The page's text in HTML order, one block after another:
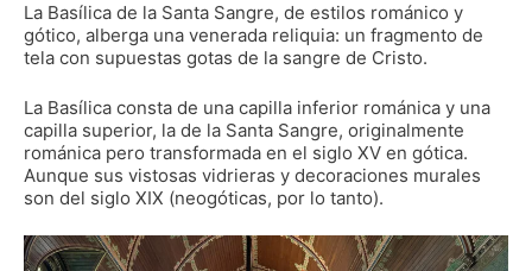
La Basílica de la Santa Sangre, de estilos románico y
gótico, alberga una venerada reliquia: un fragmento de
tela con supuestas gotas de la sangre de Cristo.
La Basílica consta de una capilla inferior románica y una
capilla superior, la de la Santa Sangre, originalmente
románica pero transformada en el siglo XV en gótica.
Aunque sus vistosas vidrieras y decoraciones murales
son del siglo XIX (neogóticas, por lo tanto).